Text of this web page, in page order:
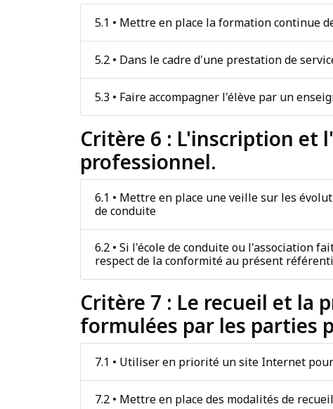
5.1 • Mettre en place la formation continue
5.2 • Dans le cadre d'une prestation de
5.3 • Faire accompagner l'élève par un
Critère 6 : L'inscription et
professionnel.
6.1 • Mettre en place une veille sur les
de conduite
6.2 • Si l'école de conduite ou l'association
respect de la conformité au présent
Critère 7 : Le recueil et la
formulées par les parties
7.1 • Utiliser en priorité un site Internet
7.2 • Mettre en place des modalités de